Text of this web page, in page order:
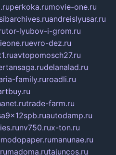
perkoka.rumovie-one.ru
sibarchives.ruandreislyusar.ru
tor-lyubov-i-grom.ru
evro-dez.ru
avtopomosch27.ru
delanalad.ru
family.ruroadli.ru
trade-farm.ru
autodamp.ru
nv750.rux-ton.ru
modopaper.rumanunae.ru
madoma.rutajuncos.ru